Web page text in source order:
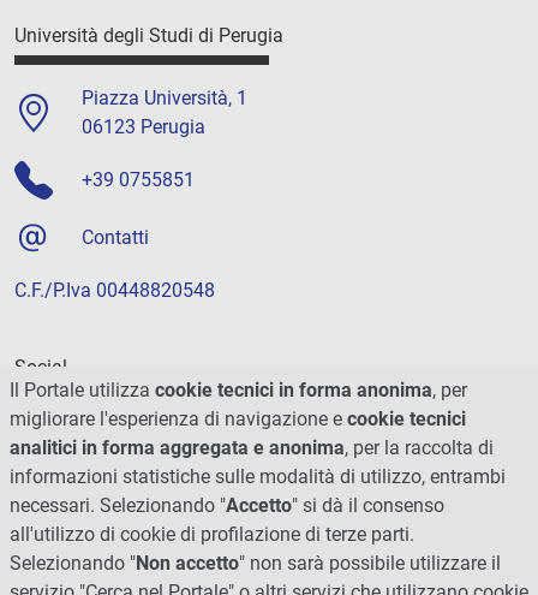
Università degli Studi di Perugia
Piazza Università, 1
06123 Perugia
+39 0755851
Contatti
C.F./P.Iva 00448820548
Social
Il Portale utilizza cookie tecnici in forma anonima, per
migliorare l'esperienza di navigazione e cookie tecnici
analitici in forma aggregata e anonima, per la raccolta di
informazioni statistiche sulle modalità di utilizzo, entrambi
necessari. Selezionando "Accetto" si dà il consenso
all'utilizzo di cookie di profilazione di terze parti.
Selezionando "Non accetto" non sarà possibile utilizzare il